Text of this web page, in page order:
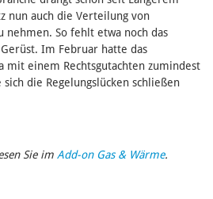
nun auch die Verteilung von
nehmen. So fehlt etwa noch das
Im Februar hatte das
mit einem Rechtsgutachten zumindest
die Regelungslücken schließen
Sie im Add-on Gas & Wärme.